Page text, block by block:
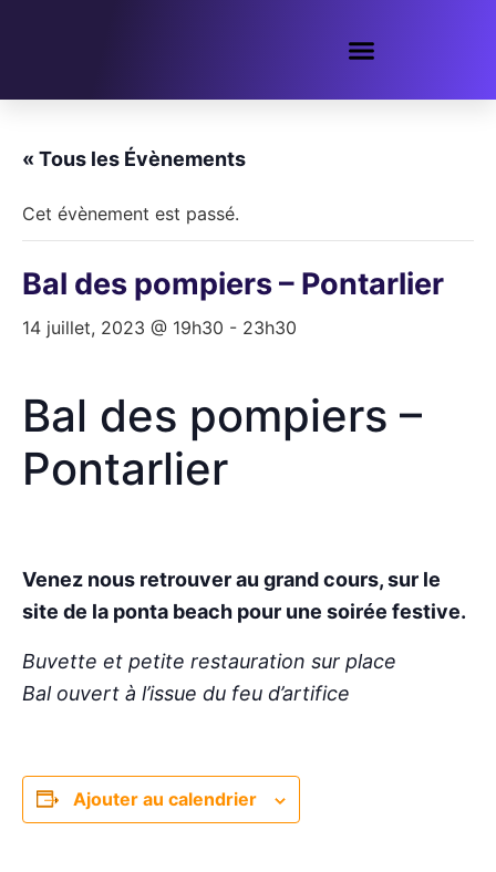
« Tous les Évènements
Cet évènement est passé.
Bal des pompiers – Pontarlier
14 juillet, 2023 @ 19h30 - 23h30
Bal des pompiers –
Pontarlier
Venez nous retrouver au grand cours, sur le
site de la ponta beach pour une soirée festive.
Buvette et petite restauration sur place
Bal ouvert à l’issue du feu d’artifice
Ajouter au calendrier